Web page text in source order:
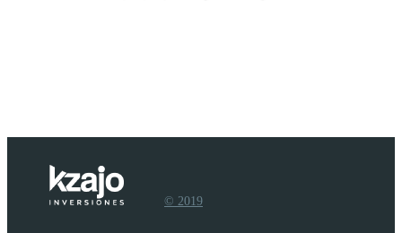
© 2019